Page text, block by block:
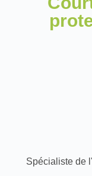
Spécialiste de